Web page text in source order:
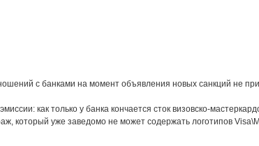
с банками на момент объявления новых санкций не
как только у банка кончается сток визовско-
который уже заведомо не может содержать логотипов